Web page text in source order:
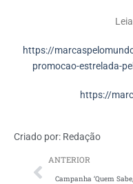
https://
promocao-estrelada-
https://
Criado por: Redação
ANTERIOR